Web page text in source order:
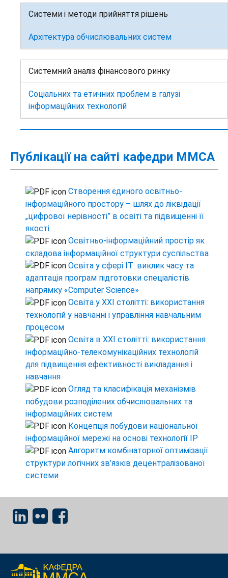
Системи і методи прийняття рішень
Архітектура обчислювальних систем
Системний аналіз фінансового ринку
Соціальних та етичних проблем в галузі
інформаційних технологій
Публікації на сайті кафедри ММСА
Створення єдиного освітньо-
інформаційного простору – шлях до ліквідації
„цифрової нерівності” в освіті та підвищенні її
якості
Освітньо-інформаційний простір як
складова інформаційної структури суспільства
Освіта у сфері IT: виклик часу та
адаптація програм підготовки спеціалістів
напрямку «Computer Science»
Освіта у XXI столітті: використання
технологій у навчанні і управління навчальним
процесом
Освіта в XXI столітті: використання
інформаційно-телекомунікаційних технологій
для підвищення ефективності викладання і
навчання
Огляд та класифікація механізмів
побудови розподілених обчислювальних та
інформаційних систем
Концепція побудови національної
інформаційної мережі на основі технології IP
Алгоритм комбінаторної оптимізації
структури логічних зв’язків децентралізованої
системи